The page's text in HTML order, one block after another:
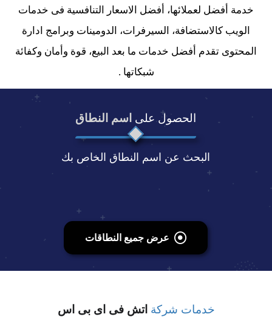
خدمة أفضل لعملائها، أفضل الاسعار التنافسية فى خدمات
الويب كالاستضافة، السيرفرات، الدومينات وبرامج ادارة
المحتوى تقدم أفضل خدمات ما بعد البيع، قوة وأمان وكفائة
شبكاتها .
الحصول على اسم النطاق
البحث عن اسم النطاق الخاص بك
عرض جميع النطاقات
خدمات شركة اتش فى اى بى اس